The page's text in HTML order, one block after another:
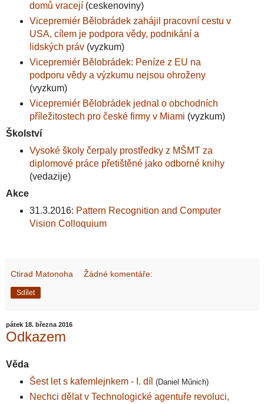
domů vracejí(ceskenoviny)
Vicepremiér Bělobrádek zahájil pracovní cestu v
USA, cílem je podpora vědy, podnikání a
lidských práv(vyzkum)
Vicepremiér Bělobrádek: Peníze z EU na
podporu vědy a výzkumu nejsou ohroženy
(vyzkum)
Vicepremiér Bělobrádek jednal o obchodních
příležitostech pro české firmy v Miami (vyzkum)
Školství
Vysoké školy čerpaly prostředky z MŠMT za
diplomové práce přetištěné jako odborné knihy
(vedazije)
Akce
31.3.2016: Pattern Recognition and Computer
Vision Colloquium
Ctirad Matonoha Žádné komentáře:
Sdílet
pátek 18. března 2016
Odkazem
Věda
Šest let s kafemlejnkem - I. díl (Daniel Műnich)
Nechci dělat v Technologické agentuře revoluci,